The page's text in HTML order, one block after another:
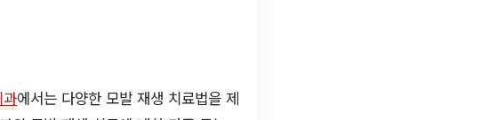
에서는 다양한 모발 재생 치료법을 제